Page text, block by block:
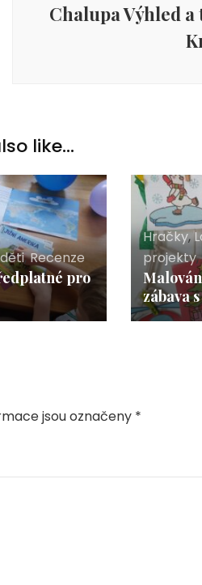
Chalupa Výhled
like...
,Recenze
pro
Hračky,
projekty,
zábava
jsou označeny *